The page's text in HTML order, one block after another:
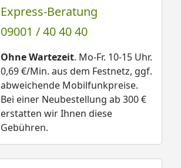
Express-Beratung
09001 / 40 40 40
Ohne Wartezeit. Mo-Fr. 10-15 Uhr.
0,69 €/Min. aus dem Festnetz, ggf.
abweichende Mobilfunkpreise.
Bei einer Neubestellung ab 300 €
erstatten wir Ihnen diese
Gebühren.